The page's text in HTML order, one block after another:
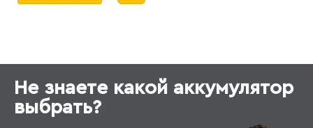
Не знаете какой аккумулятор
выбрать?